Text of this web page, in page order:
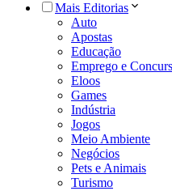
Mais Editorias
Auto
Apostas
Educação
Emprego e
Eloos
Games
Indústria
Jogos
Meio Ambiente
Negócios
Pets e Animais
Turismo